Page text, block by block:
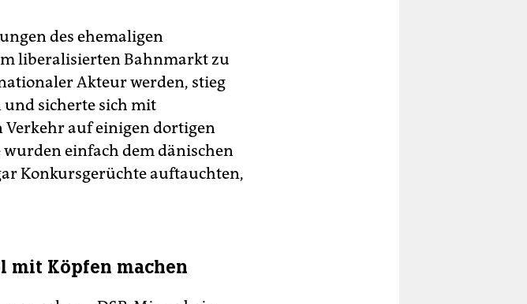
des ehemaligen
liberalisierten Bahnmarkt zu
Akteur werden, stieg
und sicherte sich mit
auf einigen dortigen
einfach dem dänischen
Konkursgerüchte auftauchten,
mit Köpfen machen